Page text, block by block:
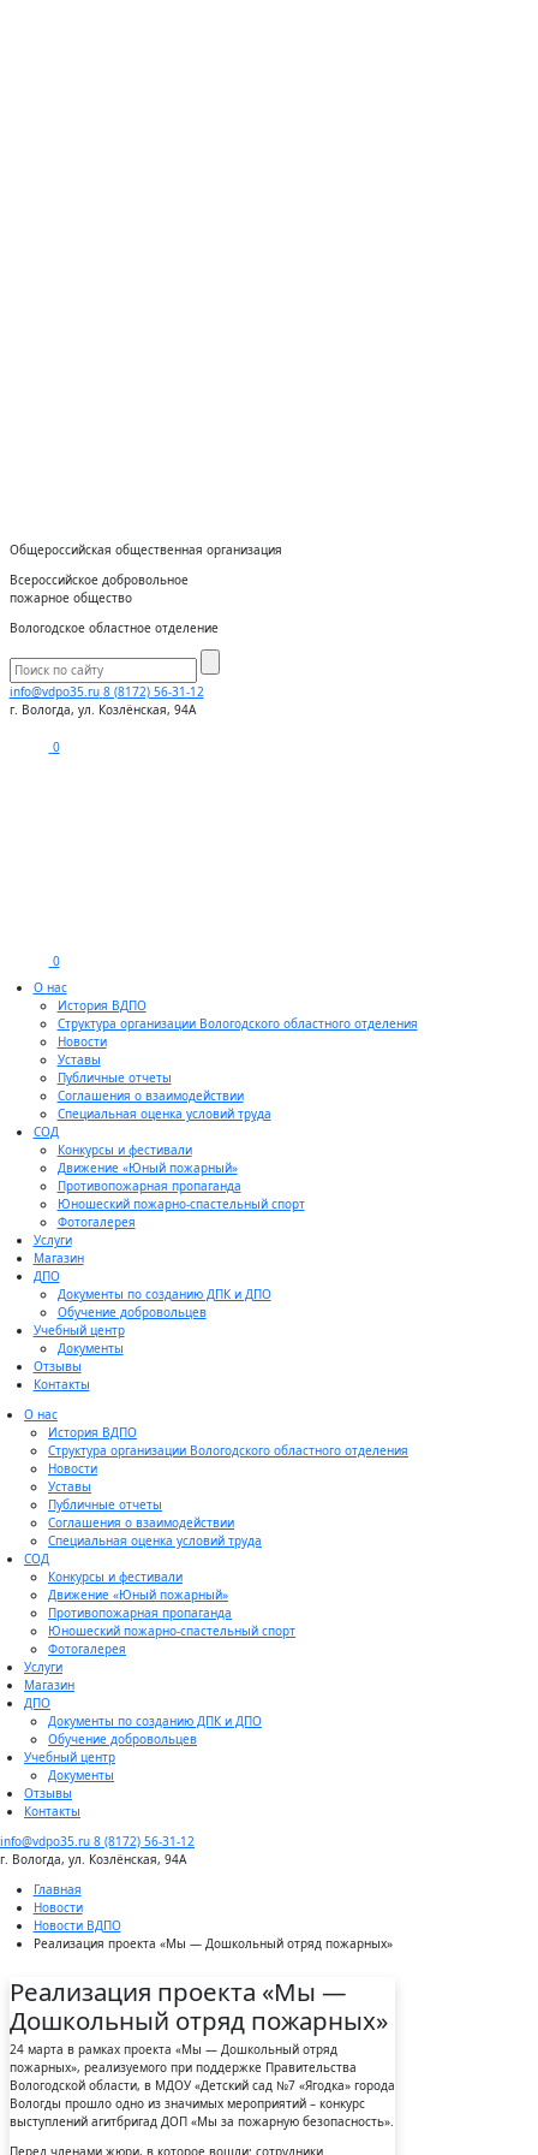
Общероссийская общественная организация
Всероссийское добровольное
пожарное общество
Вологодское областное отделение
info@vdpo35.ru 8 (8172) 56-31-12
г. Вологда, ул. Козлёнская, 94А
0
0
О нас
История ВДПО
Структура организации Вологодского областного отделения
Новости
Уставы
Публичные отчеты
Соглашения о взаимодействии
Специальная оценка условий труда
СОД
Конкурсы и фестивали
Движение «Юный пожарный»
Противопожарная пропаганда
Юношеский пожарно-спастельный спорт
Фотогалерея
Услуги
Магазин
ДПО
Документы по созданию ДПК и ДПО
Обучение добровольцев
Учебный центр
Документы
Отзывы
Контакты
О нас
История ВДПО
Структура организации Вологодского областного отделения
Новости
Уставы
Публичные отчеты
Соглашения о взаимодействии
Специальная оценка условий труда
СОД
Конкурсы и фестивали
Движение «Юный пожарный»
Противопожарная пропаганда
Юношеский пожарно-спастельный спорт
Фотогалерея
Услуги
Магазин
ДПО
Документы по созданию ДПК и ДПО
Обучение добровольцев
Учебный центр
Документы
Отзывы
Контакты
info@vdpo35.ru 8 (8172) 56-31-12
г. Вологда, ул. Козлёнская, 94А
Главная
Новости
Новости ВДПО
Реализация проекта «Мы — Дошкольный отряд пожарных»
Реализация проекта «Мы —
Дошкольный отряд пожарных»
24 марта в рамках проекта «Мы — Дошкольный отряд
пожарных», реализуемого при поддержке Правительства
Вологодской области, в МДОУ «Детский сад №7 «Ягодка» города
Вологды прошло одно из значимых мероприятий – конкурс
выступлений агитбригад ДОП «Мы за пожарную безопасность».
Перед членами жюри, в которое вошли: сотрудники